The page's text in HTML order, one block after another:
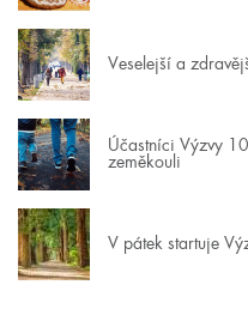
Veselejší a
Účastníci Výzvy
zeměkouli
V pátek startuje